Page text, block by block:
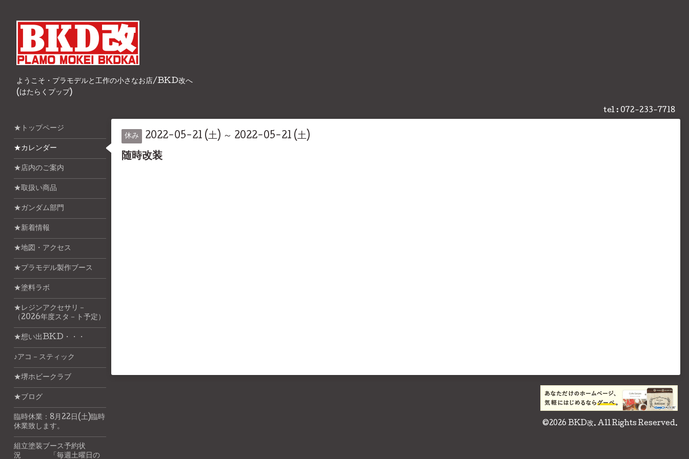
ようこそ・プラモデルと工作の小さなお店/BKD改へ
(はたらくプップ)
tel : 072-233-7718
休み 2022-05-21 (土) ～ 2022-05-21 (土)
随時改装
©2026 BKD改. All Rights Reserved.
★トップページ
★カレンダー
★店内のご案内
★取扱い商品
★ガンダム部門
★新着情報
★地図・アクセス
★プラモデル製作ブース
★塗料ラボ
★レジンアクセサリ－
（2026年度スタ－ト予定）
★想い出BKD・・・
♪アコ－スティック
★堺ホビークラブ
★ブログ
臨時休業：8月22日(土)臨時
休業致します。
組立塗装ブース予約状
況 「毎週土曜日の